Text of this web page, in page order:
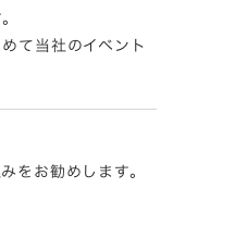
て当社のイベント
をお勧めします。